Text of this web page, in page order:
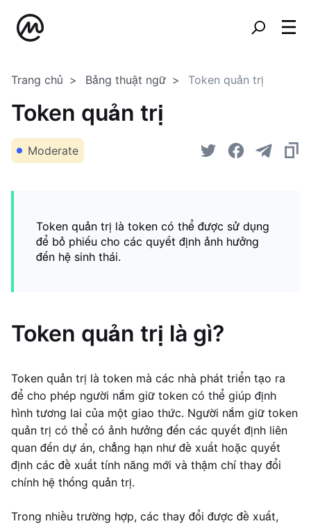
Trang chủ Bảng thuật ngữ Token quản trị
Token quản trị
Moderate
Token quản trị là token có thể được sử dụng
để bỏ phiếu cho các quyết định ảnh hưởng
đến hệ sinh thái.
Token quản trị là gì?
Token quản trị là token mà các nhà phát triển tạo ra
để cho phép người nắm giữ token có thể giúp định
hình tương lai của một giao thức. Người nắm giữ token
quản trị có thể có ảnh hưởng đến các quyết định liên
quan đến dự án, chẳng hạn như đề xuất hoặc quyết
định các đề xuất tính năng mới và thậm chí thay đổi
chính hệ thống quản trị.
Trong nhiều trường hợp, các thay đổi được đề xuất,